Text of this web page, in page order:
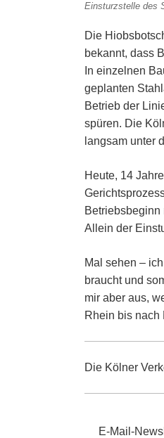
Einsturzstelle des
Die
bekannt, dass
In einzelnen
geplanten
Betrieb der
spüren. Die
langsam unter
Heute, 14
Betriebsbeginn
Allein der
Mal sehen –
braucht und
mir aber aus,
Rhein bis nach
Die Kölner
E-Mail-